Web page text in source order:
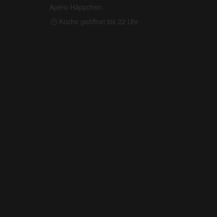
Apéro-Häppchen.
Küche geöffnet bis 22 Uhr